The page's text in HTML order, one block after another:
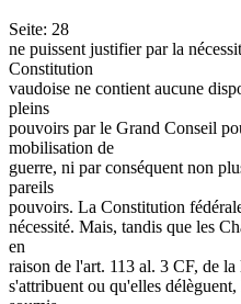
Seite: 28
ne puissent justifier par la
Constitution
vaudoise ne contient aucune
pleins
pouvoirs par le Grand Conseil
mobilisation de
guerre, ni par conséquent non
pareils
pouvoirs. La Constitution
nécessité. Mais, tandis que les
en
raison de l'art. 113 al. 3 CF, de
s'attribuent ou qu'elles